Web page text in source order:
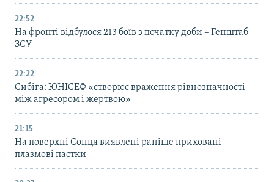
22:52
На фронті відбулося 213 боїв з початку доби – Генштаб
ЗСУ
22:22
Сибіга: ЮНІСЕФ «створює враження рівнозначності
між агресором і жертвою»
21:15
На поверхні Сонця виявлені раніше приховані
плазмові пастки